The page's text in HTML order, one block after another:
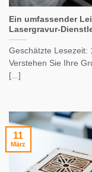
Ein umfassender
Lasergravur-
Geschätzte Lesezeit:
Verstehen Sie Ihre
[...]
11
März